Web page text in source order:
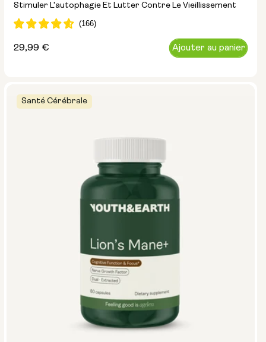
Stimuler L'autophagie Et Lutter Contre Le Vieillissement
Prix
29,99 € Ajouter au panier
Santé Cérébrale